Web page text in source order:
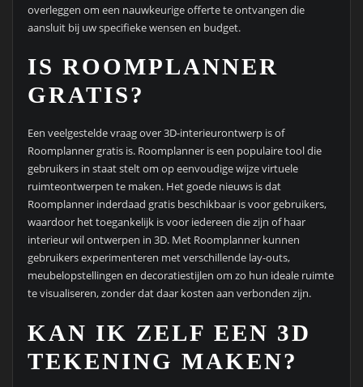
overleggen om een nauwkeurige offerte te ontvangen die
aansluit bij uw specifieke wensen en budget.
IS ROOMPLANNER
GRATIS?
Een veelgestelde vraag over 3D-interieurontwerp is of
Roomplanner gratis is. Roomplanner is een populaire tool die
gebruikers in staat stelt om op eenvoudige wijze virtuele
ruimteontwerpen te maken. Het goede nieuws is dat
Roomplanner inderdaad gratis beschikbaar is voor gebruikers,
waardoor het toegankelijk is voor iedereen die zijn of haar
interieur wil ontwerpen in 3D. Met Roomplanner kunnen
gebruikers experimenteren met verschillende lay-outs,
meubelopstellingen en decoratiestijlen om zo hun ideale ruimte
te visualiseren, zonder dat daar kosten aan verbonden zijn.
KAN IK ZELF EEN 3D
TEKENING MAKEN?